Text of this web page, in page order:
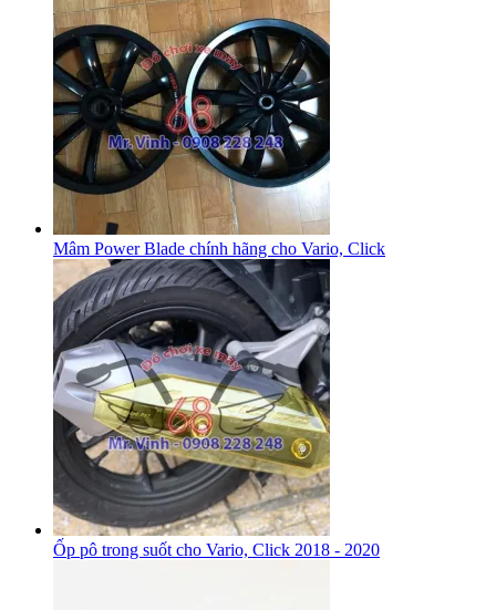
Mâm Power Blade chính hãng cho Vario, Click
Ốp pô trong suốt cho Vario, Click 2018 - 2020